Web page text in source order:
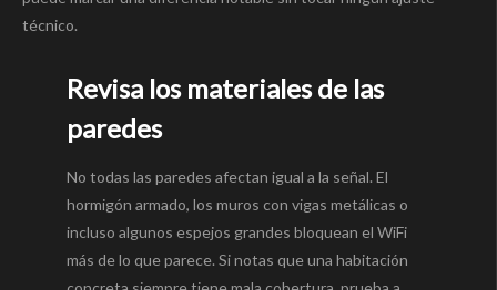
técnico.
Revisa los materiales de las
paredes
No todas las paredes afectan igual a la señal. El
hormigón armado, los muros con vigas metálicas o
incluso algunos espejos grandes bloquean el WiFi
más de lo que parece. Si notas que una habitación